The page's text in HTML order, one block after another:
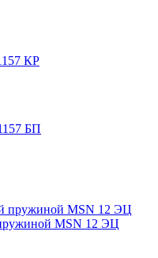
КР
БП
MSN 12 ЭЦ